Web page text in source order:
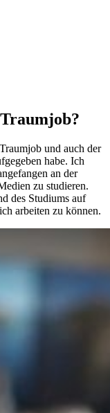
und auch der
habe. Ich
an der
zu studieren.
des Studiums auf
arbeiten zu können.